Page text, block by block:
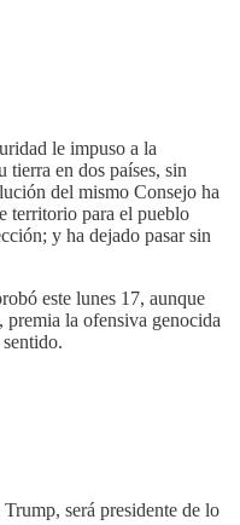
le impuso a la
tierra en dos países, sin
del mismo Consejo ha
territorio para el pueblo
y ha dejado pasar sin
este lunes 17, aunque
premia la ofensiva genocida
será presidente de lo